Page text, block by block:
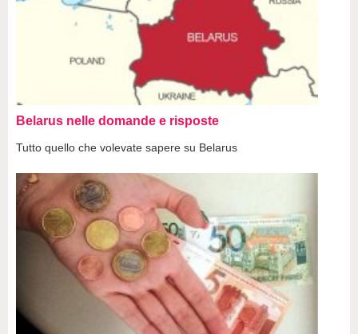
Belarus nelle domande e risposte
Tutto quello che volevate sapere su Belarus